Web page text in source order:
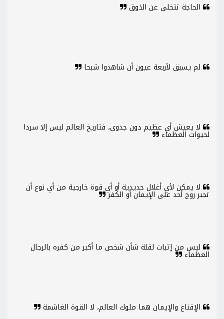
الحاجة تتخلى عن الذوق
لم يسبق لأربعة عيون أن شاهدوا شبحا
لا يعيش أي عظيم دون جدوى، فتاريخ العالم ليس إلا سردا
لحيوات العظماء
لا يمكن لأي أغلال حديدية أو أي قوة خارجية من أي نوع أن
تجبر روح أحد على الإيمان أو الكفر
ليس من إثبات لقلة شأن شخص ما أكبر من كفره بالرجال
العظماء
الإقناع والإيمان هما ملوك العالم، لا القوة الغاشمة